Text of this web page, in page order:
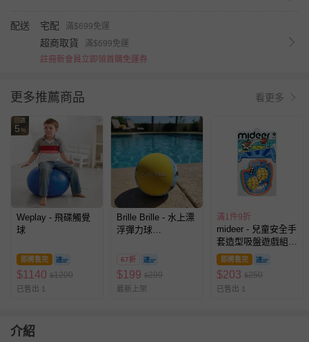
配送 宅配 滿$699免運
超商取貨
滿$699免運
註冊新會員立即領首購免運券
更多推薦商品 看更多
回饋
5 %
Weplay - 飛碟觸覺
球
即將售完
$1140 $1200
已售出 1
Brille Brille - 水上漂
浮彈力球
67折
$199 $299
最新上架
滿1件9折
mideer - 兒童安全手
套造型吸盤遊戲組(2
入)
即將售完
$203 $250
已售出 1
介紹